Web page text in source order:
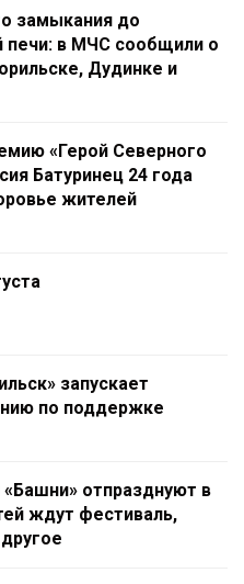
замыкания до
печи: в МЧС сообщили о
Дудинке и
«Герой Северного
Батуринец 24 года
жителей
запускает
по поддержке
отпразднуют в
ждут фестиваль,